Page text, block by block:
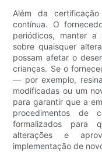
Além da
contínua. O
periódicos, manter
sobre quaisquer
possam afetar o
crianças. Se o
— por exemplo,
modificadas ou um
para garantir que a
procedimentos de
formalizados para
alterações e
implementação de